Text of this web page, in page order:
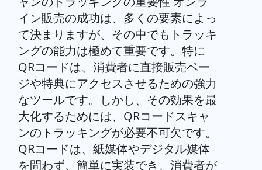
イン販売の成功は、多くの要素によっ
て決まりますが、その中でもトラッキ
ングの能力は極めて重要です。特に
QRコードは、消費者に直接販売ペー
ジや特典にアクセスさせるための強力
なツールです。しかし、その効果を最
大化するためには、QRコードスキャ
ンのトラッキングが必要不可欠です。
QRコードは、紙媒体やデジタル媒体
を問わず、簡単に実装でき、消費者が